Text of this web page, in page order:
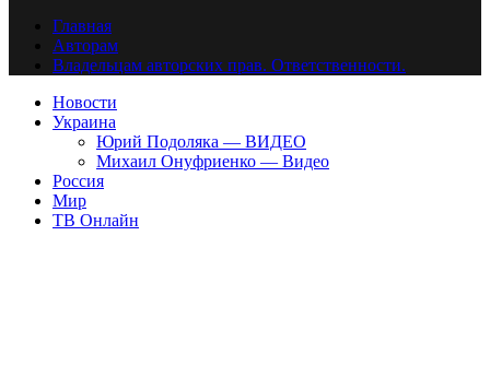
Главная
Авторам
Владельцам авторских прав. Ответственности.
Новости
Украина
Юрий Подоляка — ВИДЕО
Михаил Онуфриенко — Видео
Россия
Мир
ТВ Онлайн